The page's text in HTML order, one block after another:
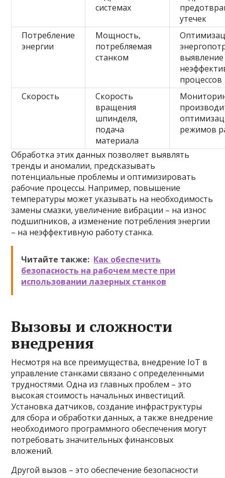
системах
утечек
Потребление
энергии
Мощность,
потребляемая
станком
выявление
процессов
Скорость
Скорость
вращения
шпинделя,
подача
материала
режимов
Обработка этих данных позволяет выявлять
тренды и аномалии, предсказывать
потенциальные проблемы и оптимизировать
рабочие процессы. Например, повышение
температуры может указывать на необходимость
замены смазки, увеличение вибрации – на износ
подшипников, а изменение потребления энергии
– на неэффективную работу станка.
Читайте также: Как обеспечить
безопасность на рабочем месте при
использовании лазерных станков
Вызовы и сложности
внедрения
Несмотря на все преимущества, внедрение IoT в
управление станками связано с определенными
трудностями. Одна из главных проблем – это
высокая стоимость начальных инвестиций.
Установка датчиков, создание инфраструктуры
для сбора и обработки данных, а также внедрение
необходимого программного обеспечения могут
потребовать значительных финансовых
вложений.
Другой вызов – это обеспечение безопасности